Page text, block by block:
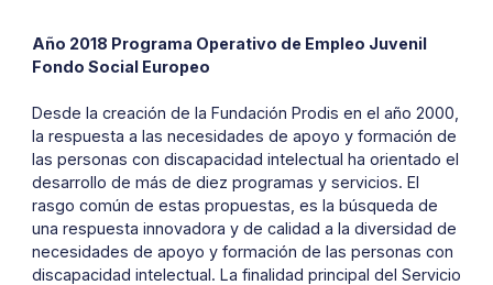
Año 2018 Programa Operativo de Empleo Juvenil
Fondo Social Europeo
Desde la creación de la Fundación Prodis en el año 2000,
la respuesta a las necesidades de apoyo y formación de
las personas con discapacidad intelectual ha orientado el
desarrollo de más de diez programas y servicios. El
rasgo común de estas propuestas, es la búsqueda de
una respuesta innovadora y de calidad a la diversidad de
necesidades de apoyo y formación de las personas con
discapacidad intelectual. La finalidad principal del Servicio